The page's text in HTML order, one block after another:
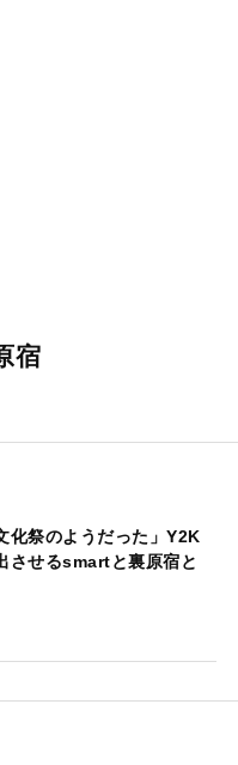
宿
化祭のようだった」Y2K
させるsmartと裏原宿と